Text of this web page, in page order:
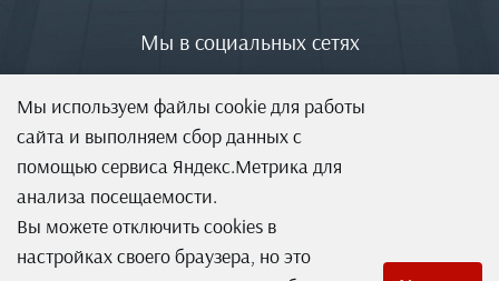
Мы используем файлы cookie для работы
сайта и выполняем сбор данных с
помощью сервиса Яндекс.Метрика для
анализа посещаемости.
Вы можете отключить cookies в
настройках своего браузера, но это
Мы в социальных сетях